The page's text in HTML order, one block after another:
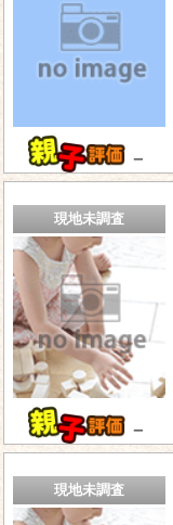
－
現地未調査
－
現地未調査